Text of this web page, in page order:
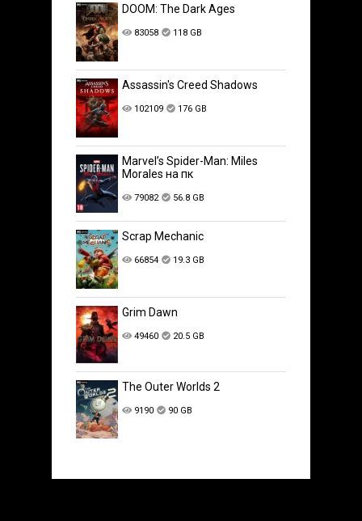
DOOM: The Dark Ages
83058 118 GB
Assassin's Creed Shadows
102109 176 GB
Marvel’s Spider-Man: Miles
Morales на пк
79082 56.8 GB
Scrap Mechanic
66854 19.3 GB
Grim Dawn
49460 20.5 GB
The Outer Worlds 2
9190 90 GB